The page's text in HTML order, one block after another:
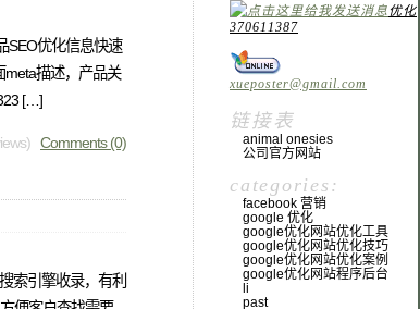
SEO优化信息快速
描述，产品关
[…]
Comments (0)
索引擎收录，有利
优化
370611387
xueposter@gmail.com
链接表
animal onesies
公司官方网站
categories:
facebook 营销
google 优化
google优化网站优化工具
google优化网站优化技巧
google优化网站优化案例
google优化网站程序后台
li
past